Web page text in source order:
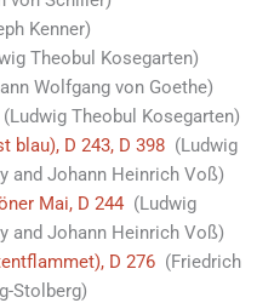
Kenner)
Theobul Kosegarten)
Wolfgang von Goethe)
Theobul Kosegarten)
blau), D 243, D 398(Ludwig
and Johann Heinrich Voß)
Mai, D 244(Ludwig
and Johann Heinrich Voß)
D 276(Friedrich
Stolberg)